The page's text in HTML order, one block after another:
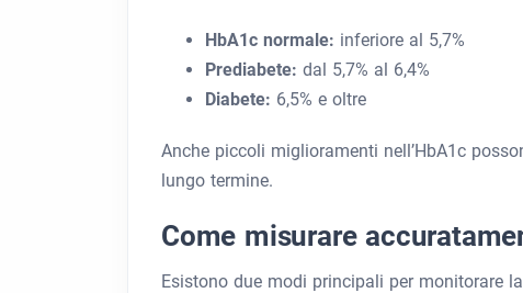
HbA1c normale: inferiore al 5,7%
Prediabete: dal 5,7% al 6,4%
Diabete: 6,5% e oltre
Anche piccoli miglioramenti nell’HbA1c
lungo termine.
Come misurare
Esistono due modi principali per monitorare